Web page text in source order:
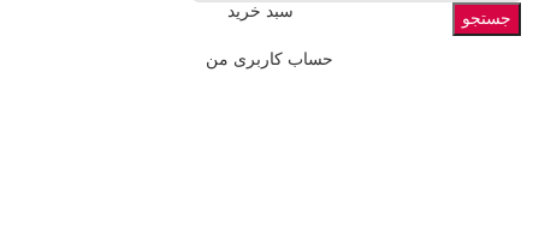
جستجو سبد خرید
حساب کاربری من